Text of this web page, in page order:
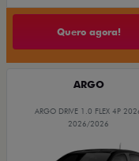
Quero agora!
ARGO
ARGO DRIVE 1.0 FLEX 4P
2026/2026